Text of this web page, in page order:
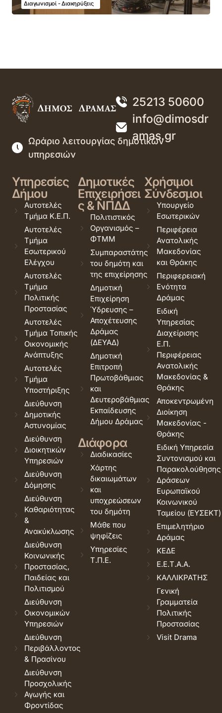
Διαγωνισμοί - Διακηρύξεις
25213 50600
info@dimosdr
amas.gr
Ωράριο λειτουργίας δημοτικών
υπηρεσιών
Υπηρεσίες
Δήμου
Αυτοτελές
Τμήμα Κ.Ε.Π.
Αυτοτελές
Τμήμα
Εσωτερικού
Ελέγχου
Αυτοτελές
Τμήμα
Πολιτικής
Προστασίας
Αυτοτελές
Τμήμα Τοπικής
Οικονομικής
Ανάπτυξης
Αυτοτελές
Τμήμα
Υποστήριξης
Διεύθυνση
Δημοτικής
Αστυνομίας
Διεύθυνση
Διοικητικών
Υπηρεσιών
Διεύθυνση
Δόμησης
Διεύθυνση
Καθαριότητας
&
Ανακύκλωσης
Διεύθυνση
Κοινωνικής
Προστασίας,
Παιδείας και
Πολιτισμού
Διεύθυνση
Οικονομικών
Υπηρεσιών
Διεύθυνση
Περιβάλλοντος
& Πρασίνου
Διεύθυνση
Προσχολικής
Αγωγής και
Φροντίδας
Δημοτικές
Επιχειρήσει
ς & ΝΠΔΔ
Πολιτιστικός
Οργανισμός –
ΦΤΜΜ
Συμπαραστάτης
του δημότη και
της επιχείρησης
Δημοτική
Επιχείρηση
Ύδρευσης –
Αποχέτευσης
Δράμας
(ΔΕΥΑΔ)
Δημοτική
Επιτροπή
Πρωτοβάθμιας
και
Δευτεροβάθμιας
Εκπαίδευσης
Δήμου Δράμας
Διάφορα
Διαδικασίες
Χάρτης
δικαιωμάτων
και
υποχρεώσεων
του δημότη
Μάθε που
ψηφίζεις
Υπηρεσίες
Τ.Π.Ε.
Χρήσιμοι
Σύνδεσμοι
Υπουργείο
Εσωτερικών
Περιφέρεια
Ανατολικής
Μακεδονίας
και Θράκης
Περιφερειακή
Ενότητα
Δράμας
Ειδική
Υπηρεσίας
Διαχείρισης
Ε.Π.
Περιφέρειας
Ανατολικής
Μακεδονίας &
Θράκης
Αποκεντρωμένη
Διοίκηση
Μακεδονίας -
Θράκης
Ειδική Υπηρεσία
Συντονισμού και
Παρακολούθησης
Δράσεων
Ευρωπαϊκού
Κοινωνικού
Ταμείου (ΕΥΣΕΚΤ)
Επιμελητήριο
Δράμας
ΚΕΔΕ
Ε.Ε.Τ.Α.Α.
ΚΑΛΛΙΚΡΑΤΗΣ
Γενική
Γραμματεία
Πολιτικής
Προστασίας
Visit Drama